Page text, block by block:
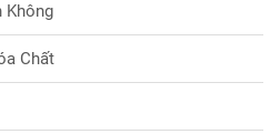
Không
Chất